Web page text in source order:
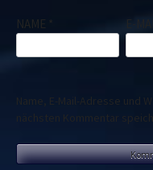
NAME * E-
Name, E-Mail-Adresse und
nächsten Kommentar